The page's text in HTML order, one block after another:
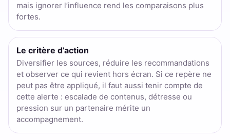
mais ignorer l’influence rend les comparaisons plus
fortes.
Le critère d’action
Diversifier les sources, réduire les recommandations
et observer ce qui revient hors écran. Si ce repère ne
peut pas être appliqué, il faut aussi tenir compte de
cette alerte : escalade de contenus, détresse ou
pression sur un partenaire mérite un
accompagnement.